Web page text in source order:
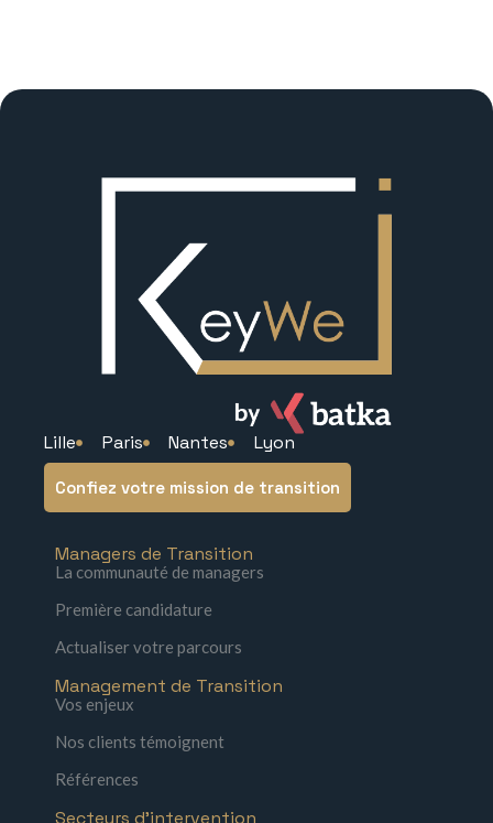
Lille Paris Nantes Lyon
Confiez votre mission de transition
Managers de Transition
La communauté de managers
Première candidature
Actualiser votre parcours
Management de Transition
Vos enjeux
Nos clients témoignent
Références
Secteurs d'intervention